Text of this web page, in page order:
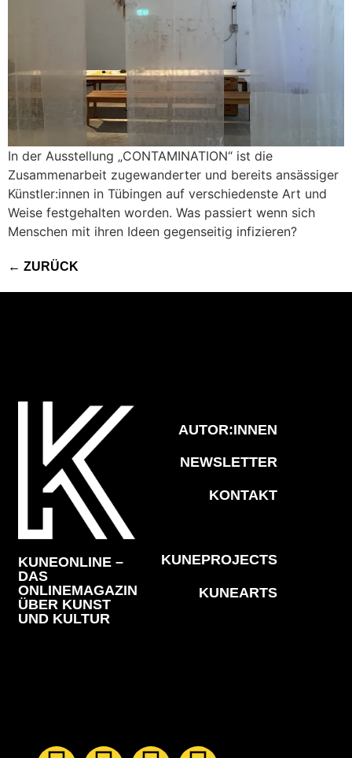
In der Ausstellung „CONTAMINATION“ ist die
Zusammenarbeit zugewanderter und bereits ansässiger
Künstler:innen in Tübingen auf verschiedenste Art und
Weise festgehalten worden. Was passiert wenn sich
Menschen mit ihren Ideen gegenseitig infizieren?
← ZURÜCK
KUNEONLINE –
DAS
ONLINEMAGAZIN
ÜBER KUNST
UND KULTUR
AUTOR:INNEN
NEWSLETTER
KONTAKT
KUNEPROJECTS
KUNEARTS